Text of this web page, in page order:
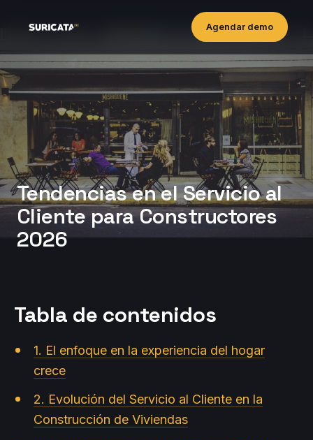
Agendar demo
Tendencias en el Servicio al
Cliente para Constructores
2026
Tabla de contenidos
1. El enfoque en la experiencia del hogar
crece
2. Evolución del Servicio al Cliente en la
Construcción de Viviendas